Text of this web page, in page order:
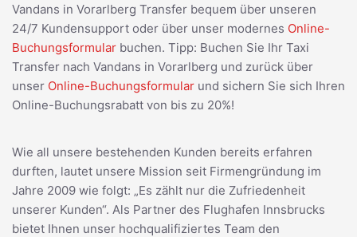
Vandans in Vorarlberg Transfer bequem über unseren
24/7 Kundensupport oder über unser modernes Online-
Buchungsformular buchen. Tipp: Buchen Sie Ihr Taxi
Transfer nach Vandans in Vorarlberg und zurück über
unser Online-Buchungsformular und sichern Sie sich Ihren
Online-Buchungsrabatt von bis zu 20%!
Wie all unsere bestehenden Kunden bereits erfahren
durften, lautet unsere Mission seit Firmengründung im
Jahre 2009 wie folgt: „Es zählt nur die Zufriedenheit
unserer Kunden“. Als Partner des Flughafen Innsbrucks
bietet Ihnen unser hochqualifiziertes Team den